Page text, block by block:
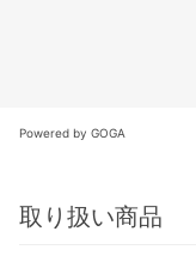
Powered by GOGA
取り扱い商品